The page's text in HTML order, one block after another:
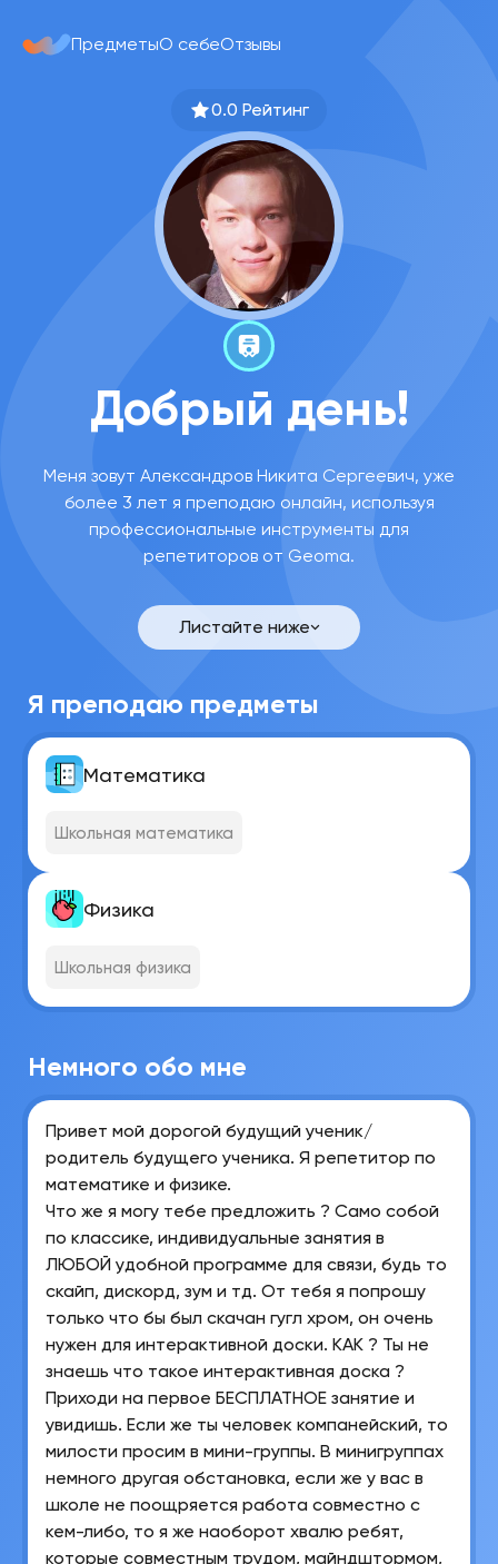
ПредметыО себеОтзывы
0.0 Рейтинг
Добрый день!
Меня зовут Александров Никита Сергеевич, уже
более 3 лет я преподаю онлайн, используя
профессиональные инструменты для
репетиторов от Geoma.
Листайте ниже
Никита
Связаться
Я преподаю предметы
Математика
Школьная математика
Физика
Школьная физика
Немного обо мне
Привет мой дорогой будущий ученик/
родитель будущего ученика. Я репетитор по
математике и физике.
Что же я могу тебе предложить ? Само собой
по классике, индивидуальные занятия в
ЛЮБОЙ удобной программе для связи, будь то
скайп, дискорд, зум и тд. От тебя я попрошу
только что бы был скачан гугл хром, он очень
нужен для интерактивной доски. КАК ? Ты не
знаешь что такое интерактивная доска ?
Приходи на первое БЕСПЛАТНОЕ занятие и
увидишь. Если же ты человек компанейский, то
милости просим в мини-группы. В минигруппах
немного другая обстановка, если же у вас в
школе не поощряется работа совместно с
кем-либо, то я же наоборот хвалю ребят,
которые совместным трудом, майндштормом,